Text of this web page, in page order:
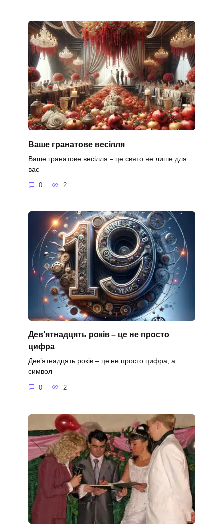
Ваше гранатове весілля
Ваше гранатове весілля – це свято не лише для
вас
0 2
Дев’ятнадцять років – це не просто
цифра
Дев’ятнадцять років – це не просто цифра, а
символ
0 2